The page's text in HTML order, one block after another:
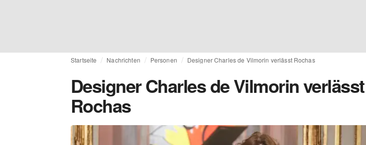
Startseite Nachrichten Personen Designer Charles de Vilmorin verlässt Rochas
Designer Charles de Vilmorin verlässt
Rochas